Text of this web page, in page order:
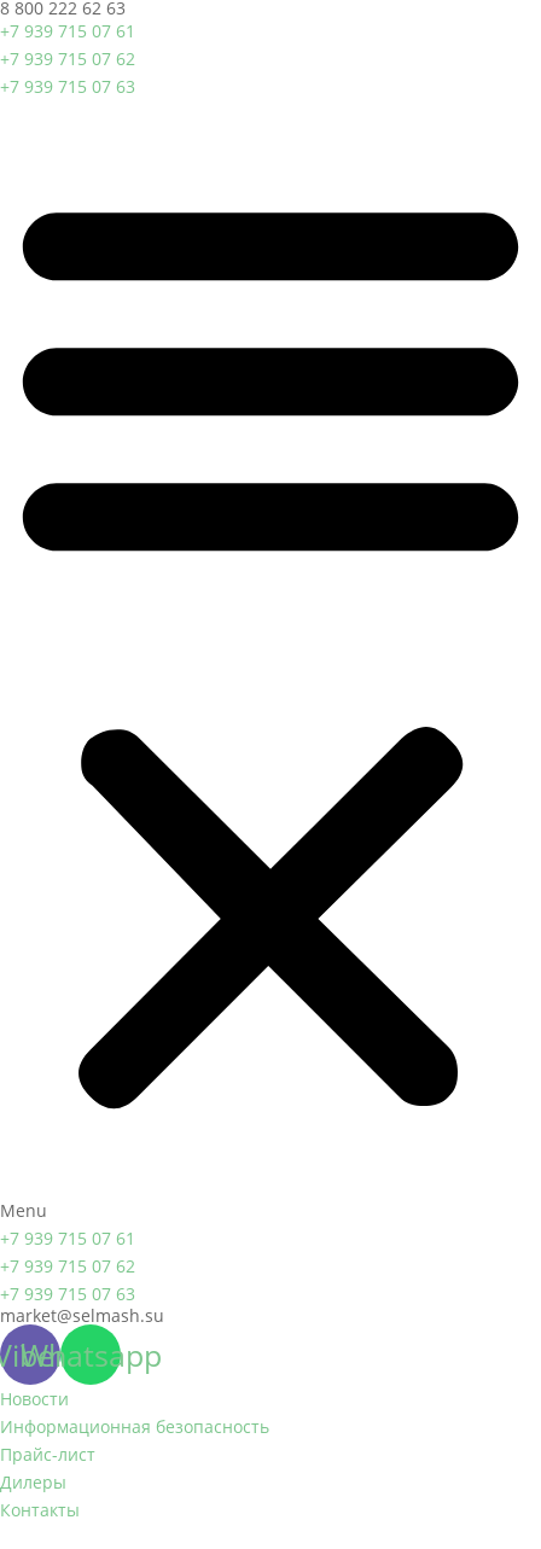
8 800 222 62 63
+7 939 715 07 61
+7 939 715 07 62
+7 939 715 07 63
Menu
+7 939 715 07 61
+7 939 715 07 62
+7 939 715 07 63
market@selmash.su
Whatsapp
Новости
Информационная безопасность
Прайс-лист
Дилеры
Контакты